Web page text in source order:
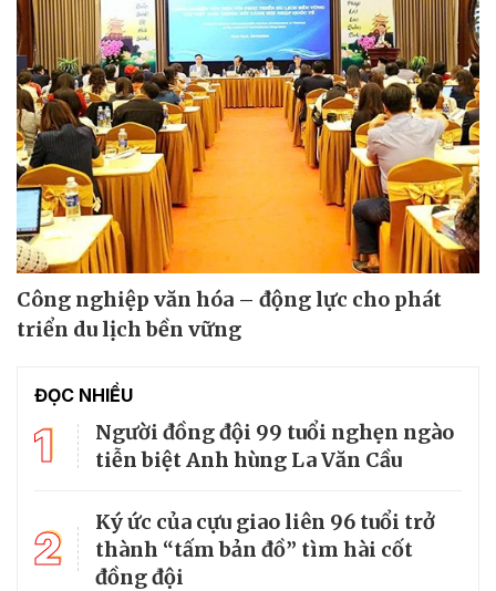
Công nghiệp văn hóa – động lực cho phát
triển du lịch bền vững
ĐỌC NHIỀU
1
Người đồng đội 99 tuổi nghẹn ngào
tiễn biệt Anh hùng La Văn Cầu
2
Ký ức của cựu giao liên 96 tuổi trở
thành “tấm bản đồ” tìm hài cốt
đồng đội